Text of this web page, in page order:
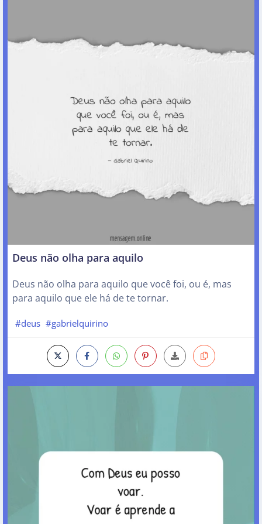
Deus não olha para aquilo
Deus não olha para aquilo que você foi, ou é, mas
para aquilo que ele há de te tornar.
#deus #gabrielquirino